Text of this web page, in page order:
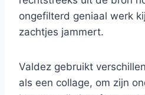
ongefilterd geniaal werk
zachtjes jammert.
Valdez gebruikt
als een collage, om zijn